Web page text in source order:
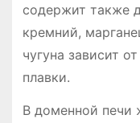
содержит также
кремний,
чугуна зависит
плавки.
В доменной печи